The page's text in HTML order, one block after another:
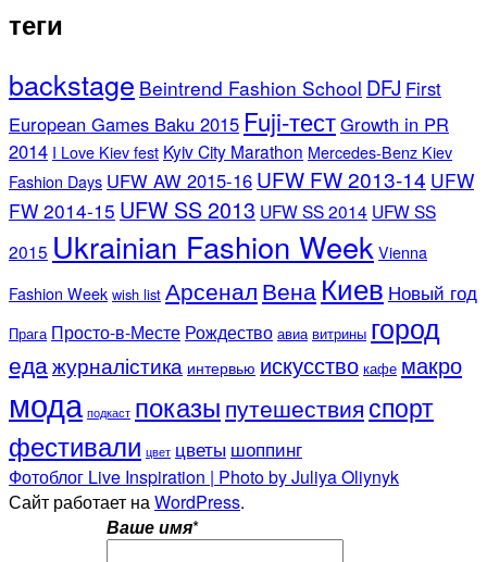
теги
backstage Beintrend Fashion School DFJ First
European Games Baku 2015 Fuji-тестGrowth in PR
2014 I Love Kiev fest Kyiv City Marathon Mercedes-Benz Kiev
Fashion Days UFW AW 2015-16 UFW FW 2013-14 UFW
FW 2014-15 UFW SS 2013 UFW SS 2014 UFW SS
2015 Ukrainian Fashion Week Vienna
Fashion Week wish list Арсенал Вена Киев Новый год
Прага Просто-в-Месте Рождество авиа витрины город
едажурналістика интервью искусство кафе макро
мода подкаст показы путешествия спорт
фестивали цвет цветы шоппинг
Фотоблог Live Inspiration | Photo by Juliya Oliynyk
Сайт работает наWordPress.
Ваше имя*